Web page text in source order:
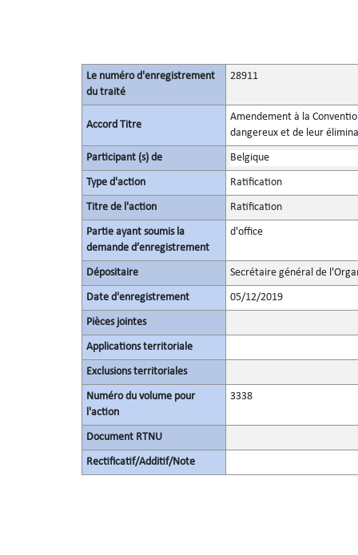
Le numéro d'enregistrement
du traité
28911
Accord Titre
Amendement à la
dangereux et de leur
Participant (s) de Belgique
Type d'action Ratification
Titre de l'action Ratification
Partie ayant soumis la
demande d’enregistrement
d'office
Dépositaire Secrétaire général de
Date d'enregistrement 05/12/2019
Pièces jointes
Applications territoriale
Exclusions territoriales
Numéro du volume pour
l'action
3338
Document RTNU
Rectificatif/Additif/Note